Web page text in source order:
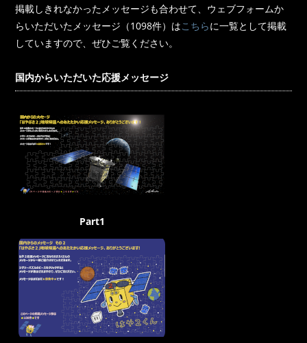
掲載しきれなかったメッセージも合わせて、ウェブフォームか
らいただいたメッセージ（1098件）はこちらに一覧として掲載
していますので、ぜひご覧ください。
国内からいただいた応援メッセージ
Part1